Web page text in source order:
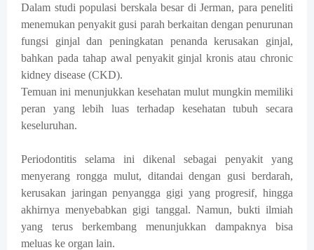
Dalam studi populasi berskala besar di Jerman, para peneliti
menemukan penyakit gusi parah berkaitan dengan penurunan
fungsi ginjal dan peningkatan penanda kerusakan ginjal,
bahkan pada tahap awal penyakit ginjal kronis atau chronic
kidney disease (CKD).
Temuan ini menunjukkan kesehatan mulut mungkin memiliki
peran yang lebih luas terhadap kesehatan tubuh secara
keseluruhan.
Periodontitis selama ini dikenal sebagai penyakit yang
menyerang rongga mulut, ditandai dengan gusi berdarah,
kerusakan jaringan penyangga gigi yang progresif, hingga
akhirnya menyebabkan gigi tanggal. Namun, bukti ilmiah
yang terus berkembang menunjukkan dampaknya bisa
meluas ke organ lain.